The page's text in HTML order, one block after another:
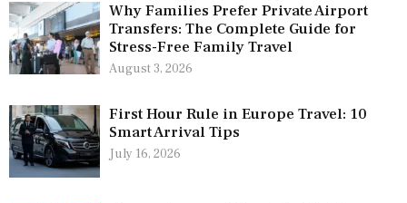
Why Families Prefer Private Airport
Transfers: The Complete Guide for
Stress-Free Family Travel
August 3, 2026
First Hour Rule in Europe Travel: 10
Smart Arrival Tips
July 16, 2026